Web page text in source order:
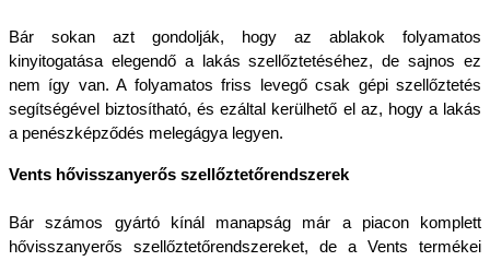
Bár sokan azt gondolják, hogy az ablakok folyamatos
kinyitogatása elegendő a lakás szellőztetéséhez, de sajnos ez
nem így van. A folyamatos friss levegő csak gépi szellőztetés
segítségével biztosítható, és ezáltal kerülhető el az, hogy a lakás
a penészképződés melegágya legyen.
Vents hővisszanyerős szellőztetőrendszerek
Bár számos gyártó kínál manapság már a piacon komplett
hővisszanyerős szellőztetőrendszereket, de a Vents termékei